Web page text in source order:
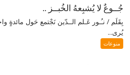
جُــوعٌ لا يُشبِعهُ الخُبــز ..
بِقَلَم / نـُـور عَـلم الــدّين نَجْتمع حَول مائدةٍ
يُرى...
منوعات